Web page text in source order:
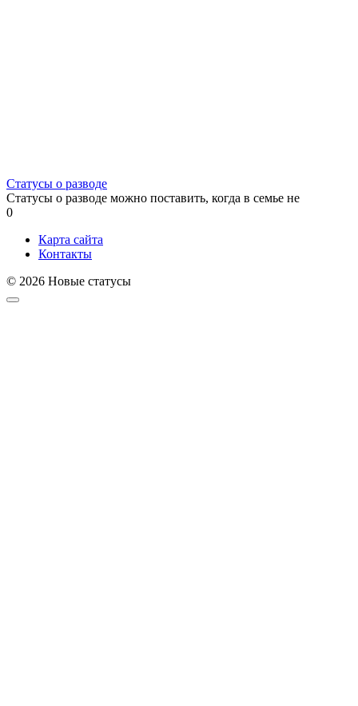
Статусы о разводе
Статусы о разводе можно поставить, когда в семье не
0
Карта сайта
Контакты
© 2026 Новые статусы